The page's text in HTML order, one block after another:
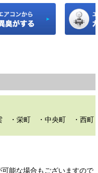
・栄町 ・中央町 ・西
能な場合もございますので